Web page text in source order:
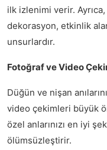
ilk izlenimi verir.
dekorasyon, etkinlik
unsurlardır.
Fotoğraf ve Video
Düğün ve nişan
video çekimleri büyük
özel anlarınızı en iyi
ölümsüzleştirir.